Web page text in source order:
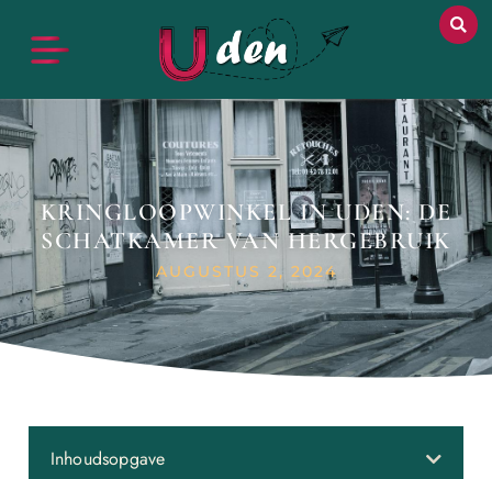
KRINGLOOPWINKEL IN UDEN: DE
SCHATKAMER VAN HERGEBRUIK
AUGUSTUS 2, 2024
Inhoudsopgave